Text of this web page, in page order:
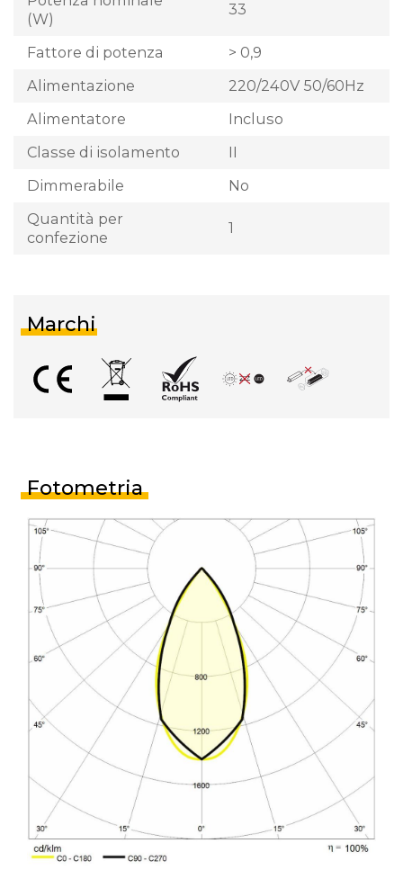
(W)
33
Fattore di potenza
> 0,9
Alimentazione
220/240V 50/60Hz
Alimentatore
Incluso
Classe di isolamento
II
Dimmerabile
No
Quantità per
confezione
1
Marchi
Fotometria